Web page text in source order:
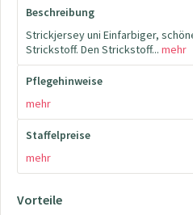
Beschreibung
Strickjersey uni Einfarbiger,
Strickstoff. Den Strickstoff... mehr
Pflegehinweise
mehr
Staffelpreise
mehr
Vorteile